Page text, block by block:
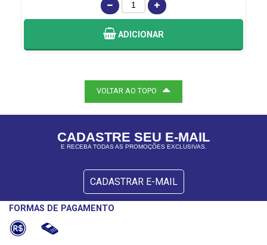
ADICIONAR
VOLTAR AO TOPO
CADASTRE SEU E-MAIL
E RECEBA TODAS AS PROMOÇÕES EXCLUSIVAS.
CADASTRAR E-MAIL
FORMAS DE PAGAMENTO